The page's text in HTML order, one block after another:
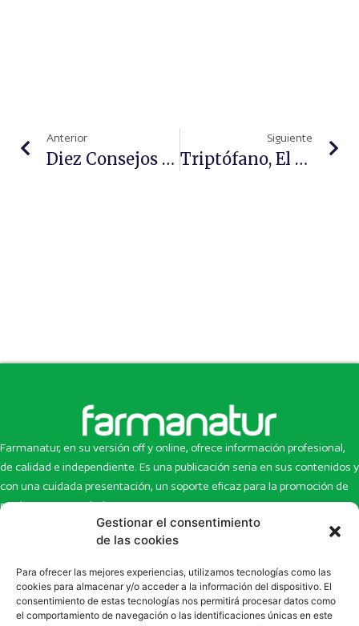
Gestionar el consentimiento
de las cookies
Para ofrecer las mejores experiencias, utilizamos tecnologías como las
cookies para almacenar y/o acceder a la información del dispositivo. El
consentimiento de estas tecnologías nos permitirá procesar datos como
el comportamiento de navegación o las identificaciones únicas en este
Anterior
Diez Consejos Para Afrontar La Menopausia
Siguiente
Triptófano, El Principal Aliado Para Dejar De Fumar
Farmanatur, en su versión off y online, ofrece información profesional,
de calidad e independiente. Es una publicación seria en sus contenidos y
con una cuidada presentación, un soporte eficaz para la promoción de
productos y novedades.
Inicio
Newsletter
Eco Multimedia
Contacto
Artículos
Escaparate
Enlaces de interés